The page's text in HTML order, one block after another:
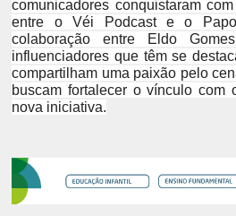
comunicadores conquistaram
entre o Véi Podcast e o
colaboração entre Eldo
influenciadores que têm se
compartilham uma paixão pelo
buscam fortalecer o vínculo com
nova iniciativa.